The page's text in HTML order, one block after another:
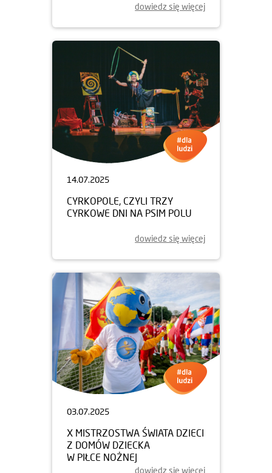
dowiedz się więcej
14.07.2025
CYRKOPOLE, CZYLI TRZY
CYRKOWE DNI NA PSIM POLU
dowiedz się więcej
03.07.2025
X MISTRZOSTWA ŚWIATA DZIECI
Z DOMÓW DZIECKA
W PIŁCE NOŻNEJ
dowiedz się więcej